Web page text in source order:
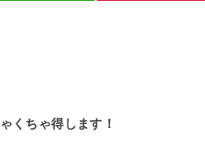
くちゃ得します！